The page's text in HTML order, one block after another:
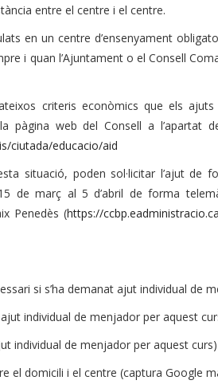
entre el centre i el centre.
en un centre d’ensenyament
i quan l’Ajuntament o el Consell
criteris econòmics que els ajuts
web del Consell a l’apartat
ciutada/educacio/aid
situació, poden sol·licitar l’ajut de
de març al 5 d’abril de forma
Penedès (https://
si s’ha demanat ajut individual de
individual de menjador per aquest
individual de menjador per aquest curs)
el domicili i el centre (captura Google